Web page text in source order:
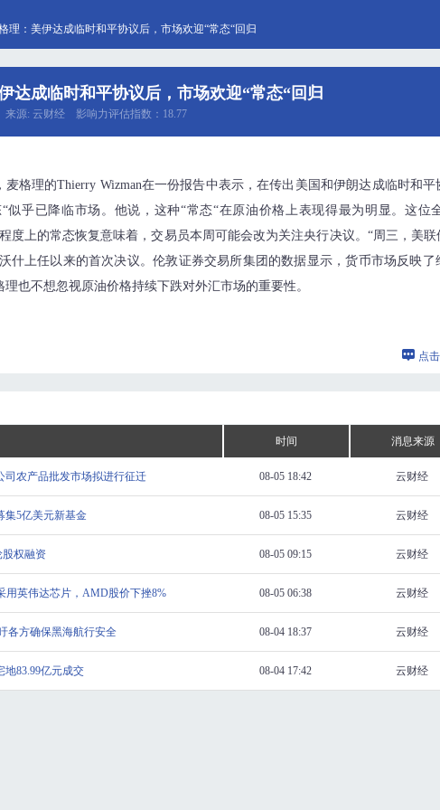
理：美伊达成临时和平协议后，市场欢迎“常态“回归
达成临时和平协议后，市场欢迎“常态“回归
来源: 云财经 影响力评估指数：18.77
麦格理的Thierry Wizman在一份报告中表示，在传出美国和伊朗达成临时和
“似乎已降临市场。他说，这种“常态“在原油价格上表现得最为明显。这位
度上的常态恢复意味着，交易员本周可能会改为关注央行决议。“周三，美
什上任以来的首次决议。伦敦证券交易所集团的数据显示，货币市场反映
也不想忽视原油价格持续下跌对外汇市场的重要性。
点
时间 消息来源
司农产品批发市场拟进行征迁 08-05 18:42 云财经
集5亿美元新基金 08-05 15:35 云财经
权融资 08-05 09:15 云财经
用英伟达芯片，AMD股价下挫8% 08-05 06:38 云财经
各方确保黑海航行安全 08-04 18:37 云财经
地83.99亿元成交 08-04 17:42 云财经